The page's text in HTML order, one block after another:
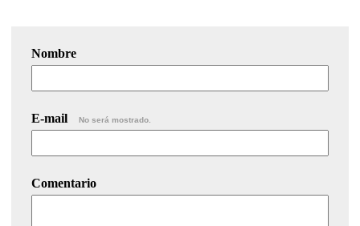
Nombre
E-mail No será mostrado.
Comentario